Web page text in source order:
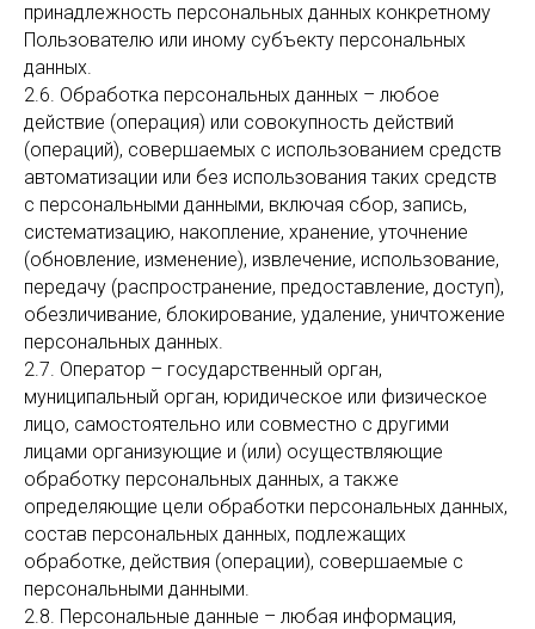
принадлежность персональных данных конкретному
Пользователю или иному субъекту персональных
данных.
2.6. Обработка персональных данных – любое
действие (операция) или совокупность действий
(операций), совершаемых с использованием средств
автоматизации или без использования таких средств
с персональными данными, включая сбор, запись,
систематизацию, накопление, хранение, уточнение
(обновление, изменение), извлечение, использование,
передачу (распространение, предоставление, доступ),
обезличивание, блокирование, удаление, уничтожение
персональных данных.
2.7. Оператор – государственный орган,
муниципальный орган, юридическое или физическое
лицо, самостоятельно или совместно с другими
лицами организующие и (или) осуществляющие
обработку персональных данных, а также
определяющие цели обработки персональных данных,
состав персональных данных, подлежащих
обработке, действия (операции), совершаемые с
персональными данными.
2.8. Персональные данные – любая информация,